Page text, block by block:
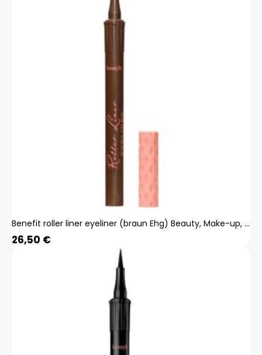
Benefit roller liner eyeliner (braun Ehg) Beauty, Make-up, Augen, Eyeliner
26,50 €